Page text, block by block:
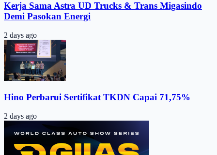
Kerja Sama Astra UD Trucks & Trans Migasindo
Demi Pasokan Energi
2 days ago
Hino Perbarui Sertifikat TKDN Capai 71,75%
2 days ago